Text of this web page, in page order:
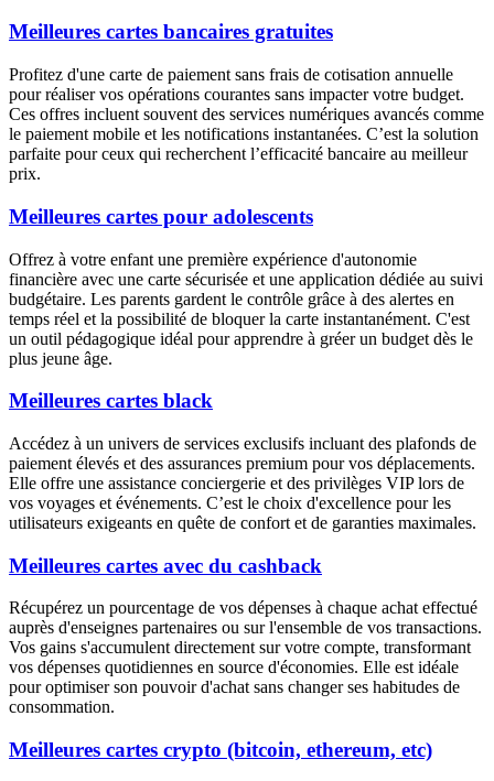
Meilleures cartes bancaires gratuites
Profitez d'une carte de paiement sans frais de cotisation annuelle
pour réaliser vos opérations courantes sans impacter votre budget.
Ces offres incluent souvent des services numériques avancés comme
le paiement mobile et les notifications instantanées. C’est la solution
parfaite pour ceux qui recherchent l’efficacité bancaire au meilleur
prix.
Meilleures cartes pour adolescents
Offrez à votre enfant une première expérience d'autonomie
financière avec une carte sécurisée et une application dédiée au suivi
budgétaire. Les parents gardent le contrôle grâce à des alertes en
temps réel et la possibilité de bloquer la carte instantanément. C'est
un outil pédagogique idéal pour apprendre à gréer un budget dès le
plus jeune âge.
Meilleures cartes black
Accédez à un univers de services exclusifs incluant des plafonds de
paiement élevés et des assurances premium pour vos déplacements.
Elle offre une assistance conciergerie et des privilèges VIP lors de
vos voyages et événements. C’est le choix d'excellence pour les
utilisateurs exigeants en quête de confort et de garanties maximales.
Meilleures cartes avec du cashback
Récupérez un pourcentage de vos dépenses à chaque achat effectué
auprès d'enseignes partenaires ou sur l'ensemble de vos transactions.
Vos gains s'accumulent directement sur votre compte, transformant
vos dépenses quotidiennes en source d'économies. Elle est idéale
pour optimiser son pouvoir d'achat sans changer ses habitudes de
consommation.
Meilleures cartes crypto (bitcoin, ethereum, etc)